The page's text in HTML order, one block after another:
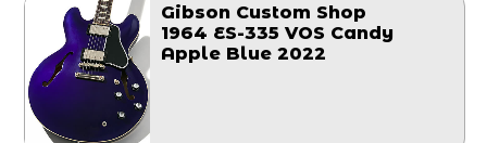
Gibson Custom Shop
1964 ES-335 VOS Candy
Apple Blue 2022